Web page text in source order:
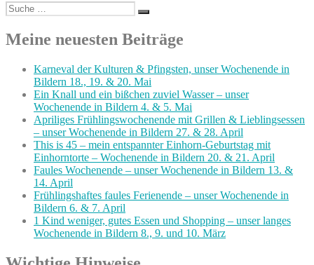
Suche
nach:
Suchen
Meine neuesten Beiträge
Karneval der Kulturen & Pfingsten, unser Wochenende in
Bildern 18., 19. & 20. Mai
Ein Knall und ein bißchen zuviel Wasser – unser
Wochenende in Bildern 4. & 5. Mai
Apriliges Frühlingswochenende mit Grillen & Lieblingsessen
– unser Wochenende in Bildern 27. & 28. April
This is 45 – mein entspannter Einhorn-Geburtstag mit
Einhorntorte – Wochenende in Bildern 20. & 21. April
Faules Wochenende – unser Wochenende in Bildern 13. &
14. April
Frühlingshaftes faules Ferienende – unser Wochenende in
Bildern 6. & 7. April
1 Kind weniger, gutes Essen und Shopping – unser langes
Wochenende in Bildern 8., 9. und 10. März